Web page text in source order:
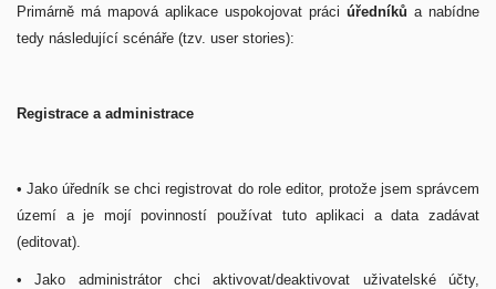
Primárně má mapová aplikace uspokojovat práci úředníků a nabídne
tedy následující scénáře (tzv. user stories):
Registrace a administrace
• Jako úředník se chci registrovat do role editor, protože jsem správcem
území a je mojí povinností používat tuto aplikaci a data zadávat
(editovat).
• Jako administrátor chci aktivovat/deaktivovat uživatelské účty,